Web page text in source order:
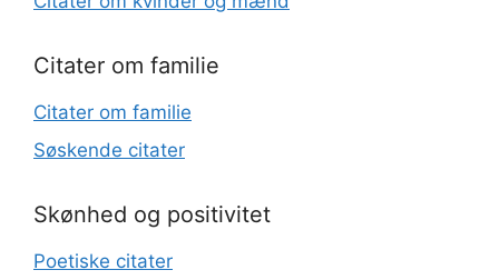
Citater om familie
Citater om familie
Søskende citater
Skønhed og positivitet
Poetiske citater